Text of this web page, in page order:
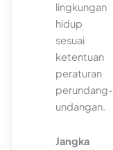
lingkungan
hidup
sesuai
ketentuan
peraturan
perundang-
undangan.
Jangka